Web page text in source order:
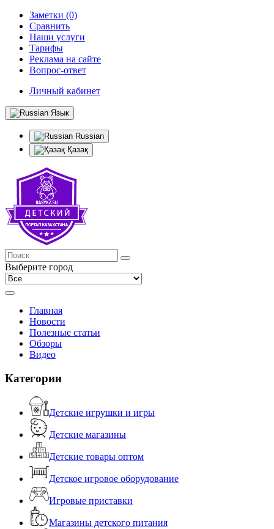
Заметки (0)
Сравнить
Наши услуги
Тарифы
Реклама на сайте
Вопрос-ответ
Личный кабинет
Язык
Russian
Қазақ
Выберите город
Главная
Новости
Полезные статьи
Обзоры
Видео
Категории
Детские игрушки и игры
Детские магазины
Детские товары оптом
Детское игровое оборудование
Игровые приставки
Магазины детского питания